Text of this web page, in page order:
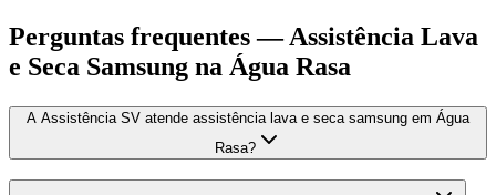
Perguntas frequentes —Assistência Lava
e Seca Samsung na Água Rasa
A Assistência SV atende assistência lava e seca samsung em Água
Rasa?